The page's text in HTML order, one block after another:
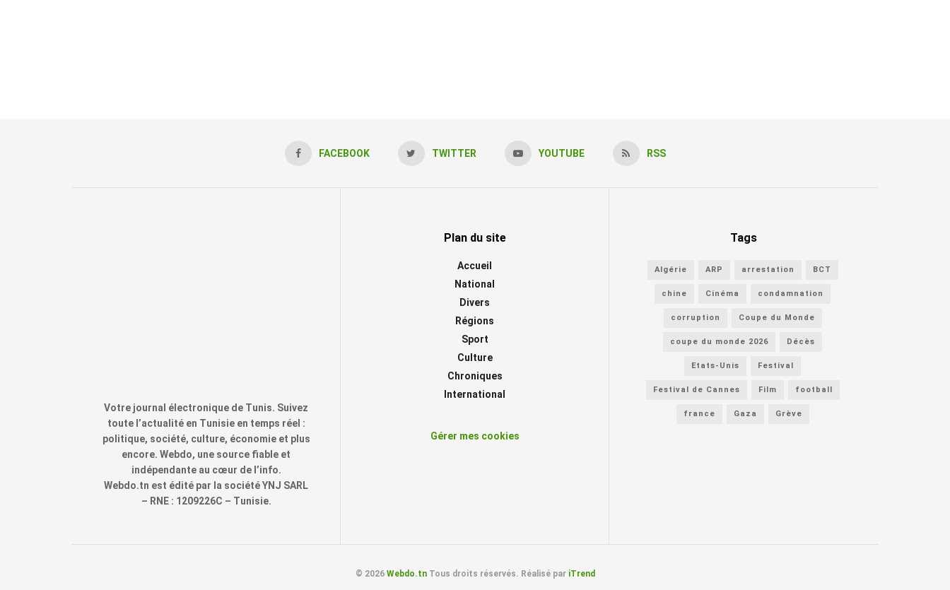
FACEBOOK TWITTER YOUTUBE RSS
Votre journal électronique de Tunis. Suivez
toute l’actualité en Tunisie en temps réel :
politique, société, culture, économie et plus
encore. Webdo, une source fiable et
indépendante au cœur de l’info.
Webdo.tn est édité par la société YNJ SARL
– RNE : 1209226C – Tunisie.
Plan du site
Accueil
National
Divers
Régions
Sport
Culture
Chroniques
International
Gérer mes cookies
Tags
Algérie ARP arrestation BCT
chine Cinéma condamnation
corruption Coupe du Monde
coupe du monde 2026 Décès
Etats-Unis Festival
Festival de Cannes Film football
france Gaza Grève
© 2026 Webdo.tnTous droits réservés. Réalisé par iTrend